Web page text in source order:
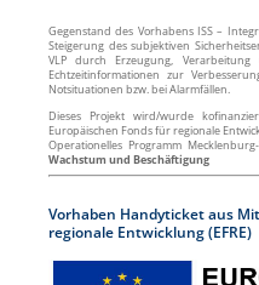
Gegenstand des Vorhabens ISS –
Steigerung des subjektiven
VLP durch Erzeugung,
Echtzeitinformationen zur
Notsituationen bzw. bei Alarmfällen.
Dieses Projekt wird/wurde
Europäischen Fonds für regionale
Operationelles Programm
Wachstum und Beschäftigung
Vorhaben Handyticket aus
regionale Entwicklung (EFRE)